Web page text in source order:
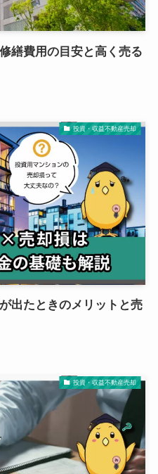
繕費用の目安と高く売る
投資・収益不動産売却
出たときのメリットと売
投資・収益不動産売却